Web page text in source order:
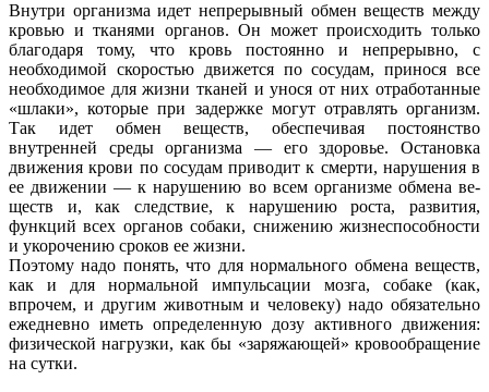
Внутри организма идет непрерывный обмен веществ между
кровью и тканями органов. Он может происходить только
благодаря тому, что кровь постоянно и непрерывно, с
необходимой скоростью движется по сосудам, принося все
необходимое для жизни тканей и унося от них отработанные
«шлаки», которые при задержке могут отравлять организм.
Так идет обмен веществ, обеспечивая постоянство
внутренней среды организма — его здоровье. Остановка
движения крови по сосудам приводит к смерти, нарушения в
ее движении — к нарушению во всем организме обмена ве-
ществ и, как следствие, к нарушению роста, развития,
функций всех органов собаки, снижению жизнеспособности
и укорочению сроков ее жизни.
Поэтому надо понять, что для нормального обмена веществ,
как и для нормальной импульсации мозга, собаке (как,
впрочем, и другим животным и человеку) надо обязательно
ежедневно иметь определенную дозу активного движения:
физической нагрузки, как бы «заряжающей» кровообращение
на сутки.